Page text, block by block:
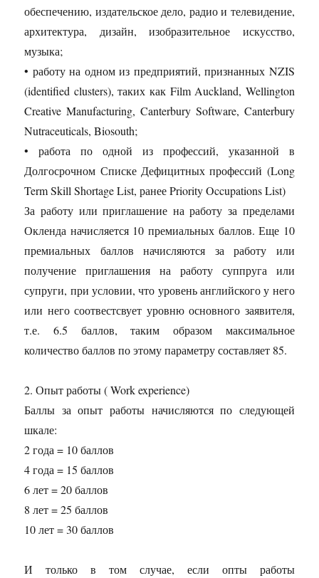
обеспечению, издательское дело, радио и телевидение,
архитектура, дизайн, изобразительное искусство,
музыка;
• работу на одном из предприятий, признанных NZIS
(identified clusters), таких как Film Auckland, Wellington
Creative Manufacturing, Canterbury Software, Canterbury
Nutraceuticals, Biosouth;
• работа по одной из профессий, указанной в
Долгосрочном Списке Дефицитных профессий (Long
Term Skill Shortage List, ранее Priority Occupations List)
За работу или приглашение на работу за пределами
Окленда начисляется 10 премиальных баллов. Еще 10
премиальных баллов начисляются за работу или
получение приглашения на работу суппруга или
супруги, при условии, что уровень английского у него
или него соотвестсвует уровню основного заявителя,
т.е. 6.5 баллов, таким образом максимальное
количество баллов по этому параметру составляет 85.
2. Опыт работы ( Work experience)
Баллы за опыт работы начисляются по следующей
шкале:
2 года = 10 баллов
4 года = 15 баллов
6 лет = 20 баллов
8 лет = 25 баллов
10 лет = 30 баллов
И только в том случае, если опты работы